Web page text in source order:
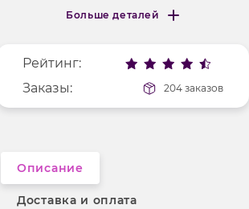
удлененный
Фактура материала
Длина рукава короткие
Больше деталей
Меньше деталей
Рейтинг:
Заказы:
204 заказов
Описание
Доставка и оплата